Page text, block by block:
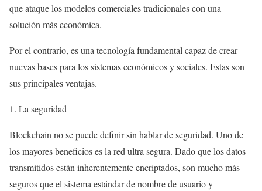
que ataque los modelos comerciales tradicionales con una
solución más económica.
Por el contrario, es una tecnología fundamental capaz de crear
nuevas bases para los sistemas económicos y sociales. Estas son
sus principales ventajas.
La seguridad
Blockchain no se puede definir sin hablar de seguridad. Uno de
los mayores beneficios es la red ultra segura. Dado que los datos
transmitidos están inherentemente encriptados, son mucho más
seguros que el sistema estándar de nombre de usuario y